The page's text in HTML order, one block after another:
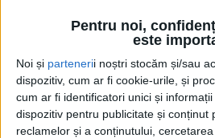
Pentru noi,
este
Noi și partenerii noștri stocăm și/sau
dispozitiv, cum ar fi cookie-urile, și
cum ar fi identificatori unici și
dispozitiv pentru publicitate și conținut
reclamelor și a conținutului,